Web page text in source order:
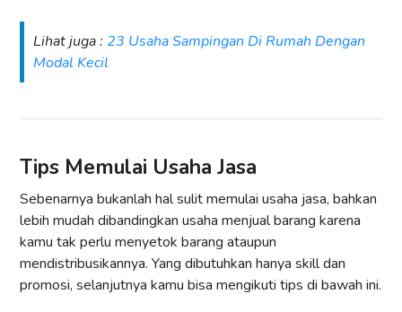
Lihat juga : 23 Usaha Sampingan Di Rumah Dengan
Modal Kecil
Tips Memulai Usaha Jasa
Sebenarnya bukanlah hal sulit memulai usaha jasa, bahkan
lebih mudah dibandingkan usaha menjual barang karena
kamu tak perlu menyetok barang ataupun
mendistribusikannya. Yang dibutuhkan hanya skill dan
promosi, selanjutnya kamu bisa mengikuti tips di bawah ini.